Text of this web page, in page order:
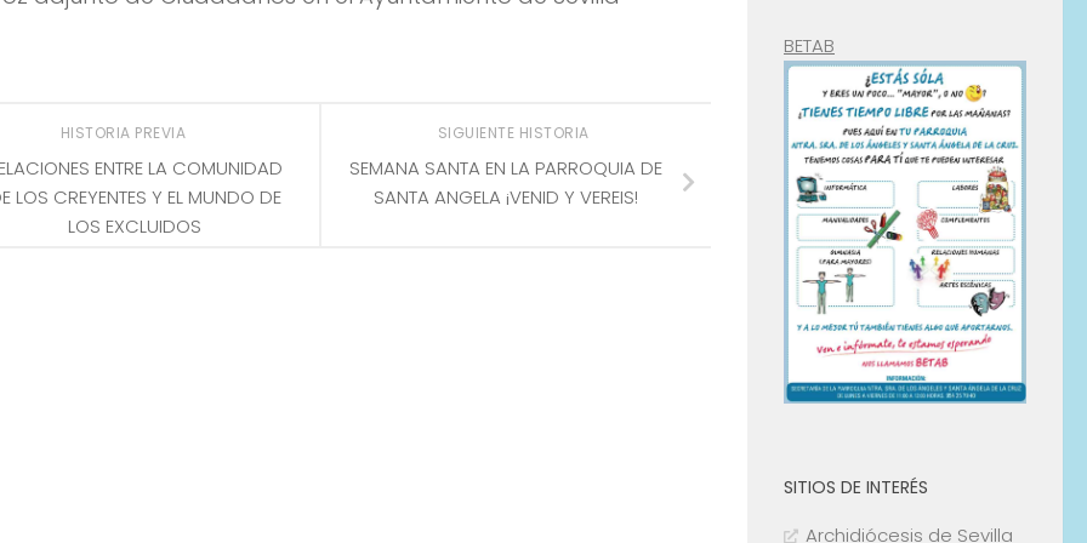
SIGUIENTE HISTORIA
SEMANA SANTA EN LA PARROQUIA DE
SANTA ANGELA ¡VENID Y VEREIS!
HISTORIA PREVIA
ENTRE LA COMUNIDAD
LOS CREYENTES Y EL MUNDO DE
LOS EXCLUIDOS
BETAB
SITIOS DE INTERÉS
Archidiócesis de Sevilla